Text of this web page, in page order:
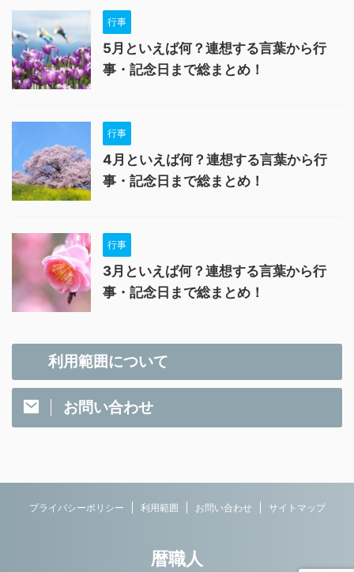
行事
5月といえば何？連想する言葉から行
事・記念日まで総まとめ！
行事
4月といえば何？連想する言葉から行
事・記念日まで総まとめ！
行事
3月といえば何？連想する言葉から行
事・記念日まで総まとめ！
利用範囲について
お問い合わせ
プライバシーポリシー 利用範囲 お問い合わせ サイトマップ
暦職人